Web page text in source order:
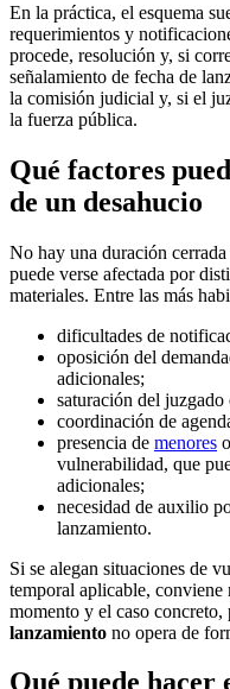
En la práctica, el esquema
requerimientos y
procede, resolución y, si
señalamiento de fecha de
la comisión judicial y, si el
la fuerza pública.
Qué factores
de un desahucio
No hay una duración
puede verse afectada por
materiales. Entre las más
dificultades de
oposición del
adicionales;
saturación del
coordinación de
presencia de menores
vulnerabilidad, que
adicionales;
necesidad de auxilio
lanzamiento.
Si se alegan situaciones de
temporal aplicable, conviene
momento y el caso concreto,
lanzamiento no opera de
Qué puede